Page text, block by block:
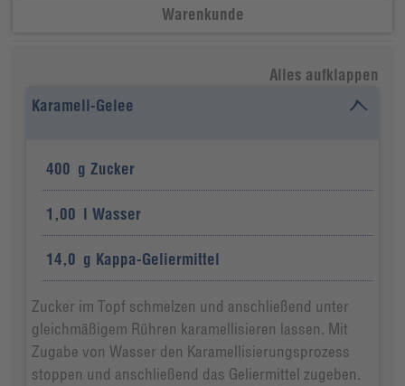
Warenkunde
Alles aufklappen
Karamell-Gelee
400 g Zucker
1,00 l Wasser
14,0 g Kappa-Geliermittel
Zucker im Topf schmelzen und anschließend unter
gleichmäßigem Rühren karamellisieren lassen. Mit
Zugabe von Wasser den Karamellisierungsprozess
stoppen und anschließend das Geliermittel zugeben.